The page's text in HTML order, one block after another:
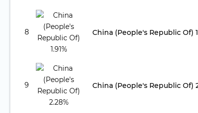
8 China (People's Republic Of)
9 China (People's Republic Of)